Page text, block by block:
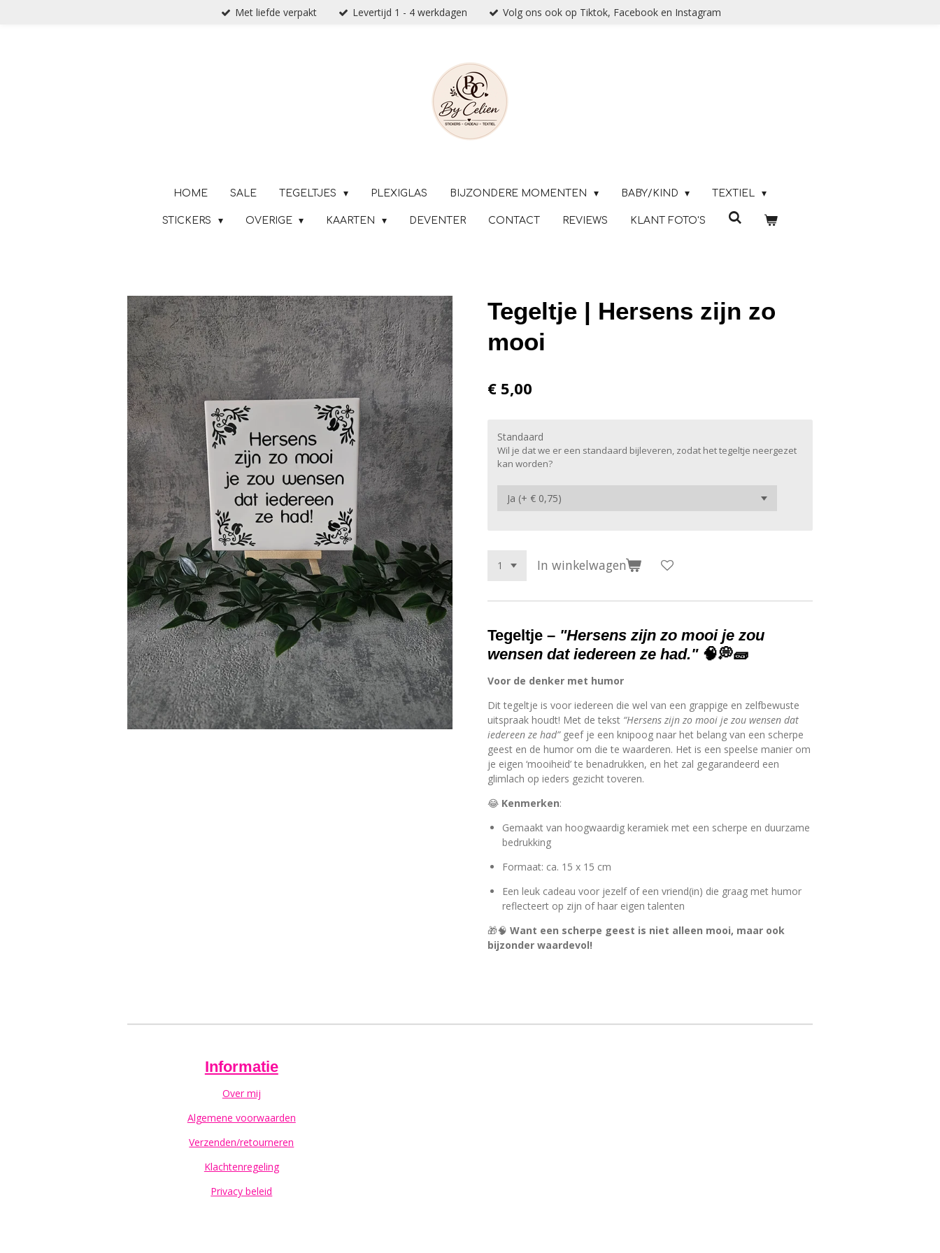
Met liefde verpakt Levertijd 1 - 4 werkdagen Volg ons ook op Tiktok, Facebook en Instagram
HOME SALE TEGELTJES PLEXIGLAS BIJZONDERE MOMENTEN BABY/KIND TEXTIEL
STICKERS OVERIGE KAARTEN DEVENTER CONTACT REVIEWS KLANT FOTO'S
Tegeltje | Hersens zijn zo
mooi
€ 5,00
Standaard
Wil je dat we er een standaard bijleveren, zodat het tegeltje neergezet
kan worden?
In winkelwagen
Tegeltje – "Hersens zijn zo mooi je zou
wensen dat iedereen ze had."🧠💭🧱
Voor de denker met humor
Dit tegeltje is voor iedereen die wel van een grappige en zelfbewuste
uitspraak houdt! Met de tekst “Hersens zijn zo mooi je zou wensen dat
iedereen ze had”geef je een knipoog naar het belang van een scherpe
geest en de humor om die te waarderen. Het is een speelse manier om
je eigen ‘mooiheid’ te benadrukken, en het zal gegarandeerd een
glimlach op ieders gezicht toveren.
😂 Kenmerken:
Gemaakt van hoogwaardig keramiek met een scherpe en duurzame
bedrukking
Formaat: ca. 15 x 15 cm
Een leuk cadeau voor jezelf of een vriend(in) die graag met humor
reflecteert op zijn of haar eigen talenten
🎁🧠 Want een scherpe geest is niet alleen mooi, maar ook
bijzonder waardevol!
Informatie
Over mij
Algemene voorwaarden
Verzenden/retourneren
Klachtenregeling
Privacy beleid